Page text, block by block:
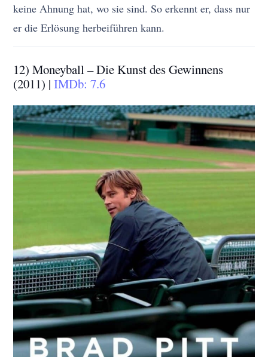
keine Ahnung hat, wo sie sind. So erkennt er, dass nur
er die Erlösung herbeiführen kann.
12) Moneyball – Die Kunst des Gewinnens
(2011) |IMDb: 7.6